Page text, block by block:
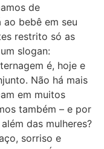
de
bebê em seu
restrito só as
slogan:
é, hoje e
Não há mais
em muitos
também – e por
das mulheres?
sorriso e